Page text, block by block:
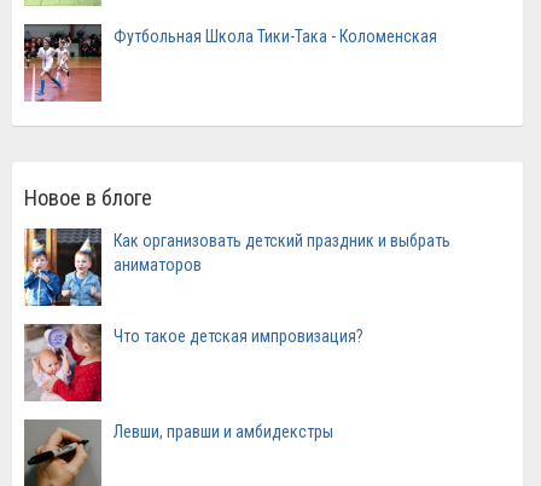
Футбольная Школа Тики-Така - Коломенская
Новое в блоге
Как организовать детский праздник и выбрать
аниматоров
Что такое детская импровизация?
Левши, правши и амбидекстры